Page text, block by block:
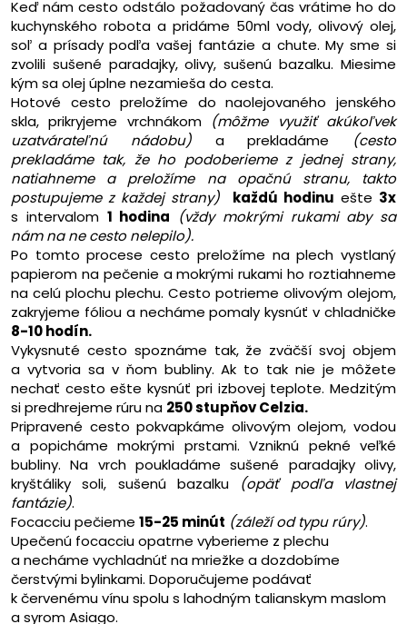
Keď nám cesto odstálo požadovaný čas vrátime ho do
kuchynského robota a pridáme 50ml vody, olivový olej,
soľ a prísady podľa vašej fantázie a chute. My sme si
zvolili sušené paradajky, olivy, sušenú bazalku. Miesime
kým sa olej úplne nezamieša do cesta.
Hotové cesto preložíme do naolejovaného jenského
skla, prikryjeme vrchnákom (môžme využiť akúkoľvek
uzatvárateľnú nádobu)a prekladáme (cesto
prekladáme tak, že ho podoberieme z jednej strany,
natiahneme a preložíme na opačnú stranu, takto
postupujeme z každej strany)
každú hodinu ešte 3x
s intervalom 1 hodina (vždy mokrými rukami aby sa
nám na ne cesto nelepilo).
Po tomto procese cesto preložíme na plech vystlaný
papierom na pečenie a mokrými rukami ho roztiahneme
na celú plochu plechu. Cesto potrieme olivovým olejom,
zakryjeme fóliou a necháme pomaly kysnúť v chladničke
8-10 hodín.
Vykysnuté cesto spoznáme tak, že zväčší svoj objem
a vytvoria sa v ňom bubliny. Ak to tak nie je môžete
nechať cesto ešte kysnúť pri izbovej teplote. Medzitým
si predhrejeme rúru na 250 stupňov Celzia.
Pripravené cesto pokvapkáme olivovým olejom, vodou
a popicháme mokrými prstami. Vzniknú pekné veľké
bubliny. Na vrch poukladáme sušené paradajky olivy,
kryštáliky soli, sušenú bazalku (opäť podľa vlastnej
fantázie).
Focacciu pečieme 15-25 minút (záleží od typu rúry).
Upečenú focacciu opatrne vyberieme z plechu
a necháme vychladnúť na mriežke a dozdobíme
čerstvými bylinkami. Doporučujeme podávať
k červenému vínu spolu s lahodným talianskym maslom
a syrom Asiago.